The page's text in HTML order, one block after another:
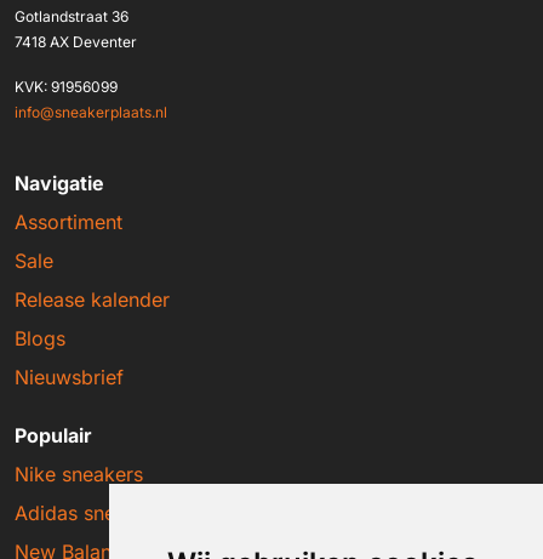
Gotlandstraat 36
7418 AX Deventer
KVK: 91956099
info@sneakerplaats.nl
Navigatie
Assortiment
Sale
Release kalender
Blogs
Nieuwsbrief
Populair
Nike sneakers
Adidas sneakers
New Balance sneakers